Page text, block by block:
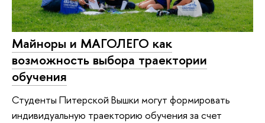
Майноры и МАГОЛЕГО как
возможность выбора траектории
обучения
Студенты Питерской Вышки могут формировать
индивидуальную траекторию обучения за счет